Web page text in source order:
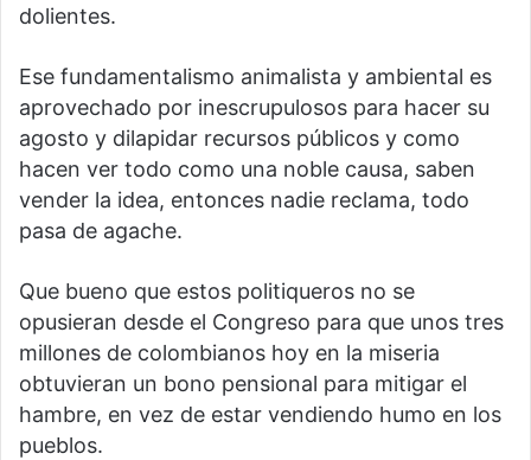
dolientes.
Ese fundamentalismo animalista y ambiental es
aprovechado por inescrupulosos para hacer su
agosto y dilapidar recursos públicos y como
hacen ver todo como una noble causa, saben
vender la idea, entonces nadie reclama, todo
pasa de agache.
Que bueno que estos politiqueros no se
opusieran desde el Congreso para que unos tres
millones de colombianos hoy en la miseria
obtuvieran un bono pensional para mitigar el
hambre, en vez de estar vendiendo humo en los
pueblos.